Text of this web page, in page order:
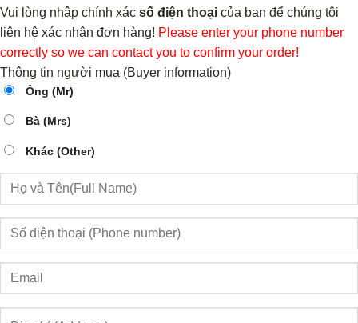
Vui lòng nhập chính xác số điện thoại của bạn để chúng tôi
liên hệ xác nhận đơn hàng! Please enter your phone number
correctly so we can contact you to confirm your order!
Thông tin người mua (Buyer information)
Ông (Mr)
Bà (Mrs)
Khác (Other)